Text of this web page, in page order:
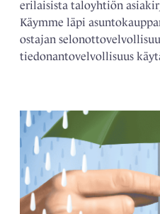
erilaisista taloyhtiön
Käymme läpi
ostajan
tiedonantovelvollisuus